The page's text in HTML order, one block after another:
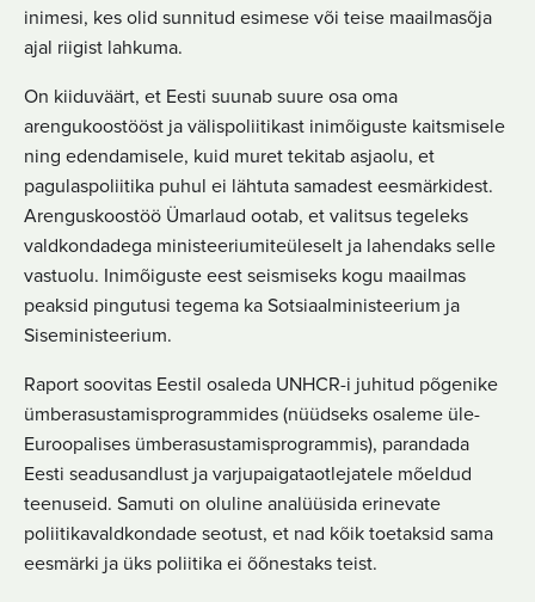
inimesi, kes olid sunnitud esimese või teise maailmasõja
ajal riigist lahkuma.
On kiiduväärt, et Eesti suunab suure osa oma
arengukoostööst ja välispoliitikast inimõiguste kaitsmisele
ning edendamisele, kuid muret tekitab asjaolu, et
pagulaspoliitika puhul ei lähtuta samadest eesmärkidest.
Arenguskoostöö Ümarlaud ootab, et valitsus tegeleks
valdkondadega ministeeriumiteüleselt ja lahendaks selle
vastuolu. Inimõiguste eest seismiseks kogu maailmas
peaksid pingutusi tegema ka Sotsiaalministeerium ja
Siseministeerium.
Raport soovitas Eestil osaleda UNHCR-i juhitud põgenike
ümberasustamisprogrammides (nüüdseks osaleme üle-
Euroopalises ümberasustamisprogrammis), parandada
Eesti seadusandlust ja varjupaigataotlejatele mõeldud
teenuseid. Samuti on oluline analüüsida erinevate
poliitikavaldkondade seotust, et nad kõik toetaksid sama
eesmärki ja üks poliitika ei õõnestaks teist.